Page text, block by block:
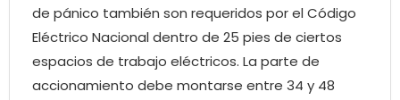
de pánico también son requeridos por el Código
Eléctrico Nacional dentro de 25 pies de ciertos
espacios de trabajo eléctricos. La parte de
accionamiento debe montarse entre 34 y 48